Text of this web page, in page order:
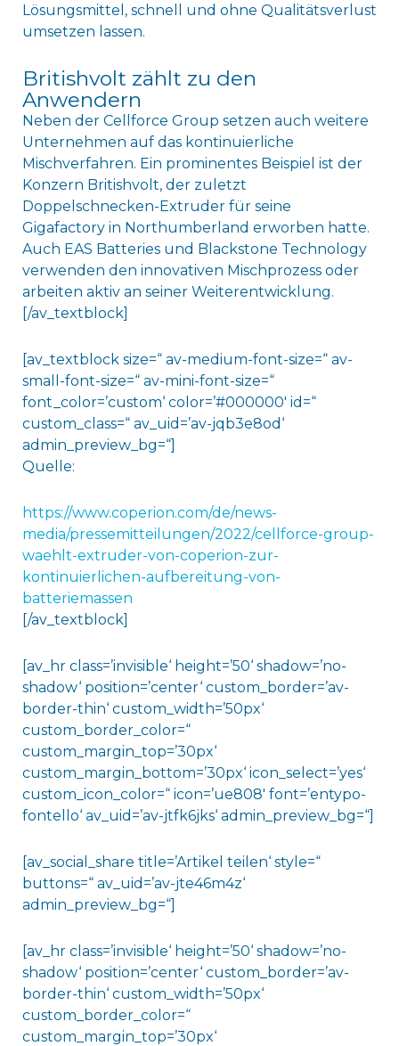
Lösungsmittel, schnell und ohne Qualitätsverlust
umsetzen lassen.
Britishvolt zählt zu den
Anwendern
Neben der Cellforce Group setzen auch weitere
Unternehmen auf das kontinuierliche
Mischverfahren. Ein prominentes Beispiel ist der
Konzern Britishvolt, der zuletzt
Doppelschnecken-Extruder für seine
Gigafactory in Northumberland erworben hatte.
Auch EAS Batteries und Blackstone Technology
verwenden den innovativen Mischprozess oder
arbeiten aktiv an seiner Weiterentwicklung.
[/av_textblock]
[av_textblock size=“ av-medium-font-size=“ av-
small-font-size=“ av-mini-font-size=“
font_color=’custom‘ color=’#000000′ id=“
custom_class=“ av_uid=’av-jqb3e8od‘
admin_preview_bg=“]
Quelle:
https://www.coperion.com/de/news-
media/pressemitteilungen/2022/cellforce-group-
waehlt-extruder-von-coperion-zur-
kontinuierlichen-aufbereitung-von-
batteriemassen
[/av_textblock]
[av_hr class=’invisible‘ height=’50‘ shadow=’no-
shadow‘ position=’center‘ custom_border=’av-
border-thin‘ custom_width=’50px‘
custom_border_color=“
custom_margin_top=’30px‘
custom_margin_bottom=’30px‘ icon_select=’yes‘
custom_icon_color=“ icon=’ue808′ font=’entypo-
fontello‘ av_uid=’av-jtfk6jks‘ admin_preview_bg=“]
[av_social_share title=’Artikel teilen‘ style=“
buttons=“ av_uid=’av-jte46m4z‘
admin_preview_bg=“]
[av_hr class=’invisible‘ height=’50‘ shadow=’no-
shadow‘ position=’center‘ custom_border=’av-
border-thin‘ custom_width=’50px‘
custom_border_color=“
custom_margin_top=’30px‘